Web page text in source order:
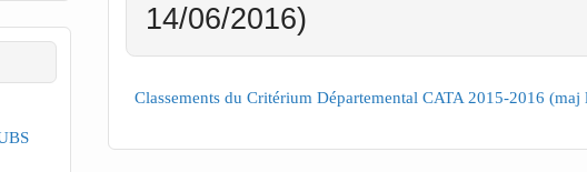
14/06/2016)
Classements du Critérium Départemental CATA 2015-2016